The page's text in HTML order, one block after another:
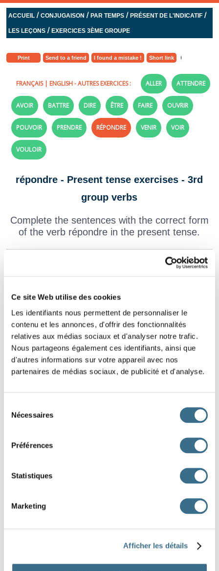
Ce site Web utilise des cookies
Les identifiants nous permettent de personnaliser le
contenu et les annonces, d'offrir des fonctionnalités
relatives aux médias sociaux et d'analyser notre trafic.
Nous partageons également ces identifiants, ainsi que
d'autres informations sur votre appareil avec nos
partenaires de médias sociaux, de publicité et d'analyse.
Nécessaires
Préférences
Statistiques
Marketing
Afficher les détails
ACCUEIL /CONJUGAISON /PAR TEMPS /PRÉSENT DE L'INDICATIF /
LES LEÇONS /EXERCICES 3ÈME GROUPE
Print Send to a friend I found a mistake ! Short link
FRANÇAIS| ENGLISH- AUTRES EXERCICES : ALLER ATTENDRE
AVOIR BATTRE DIRE ÊTRE FAIRE OUVRIR
POUVOIR PRENDRE RÉPONDRE VENIR VOIR
VOULOIR
répondre - Present tense exercises - 3rd
group verbs
Complete the sentences with the correct form
of the verb répondre in the present tense.
aux questions des élèves
amis.
Nous aux lettres de nos correspondants
étrangers.
Les pompiers aux appels d’urgence jour et
au téléphone même pendant les
Vous poliment quand quelqu’un vous
Tu correctement aux exercices de français.
Nous à l’invitation de la maîtresse pour la
aux inquiétudes des patients.